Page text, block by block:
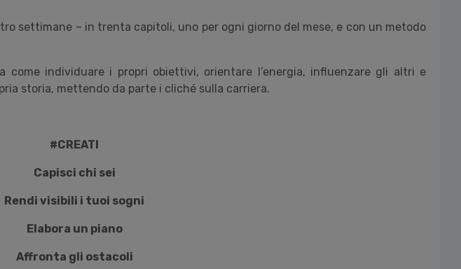
settimane – in trenta capitoli, uno per ogni giorno del mese, e con un metodo
come individuare i propri obiettivi, orientare l’energia, influenzare gli altri e
storia, mettendo da parte i cliché sulla carriera.
#CREATI
Capisci chi sei
Rendi visibili i tuoi sogni
Elabora un piano
Affronta gli ostacoli